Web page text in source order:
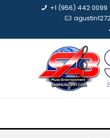
+1 (956) 442 0099